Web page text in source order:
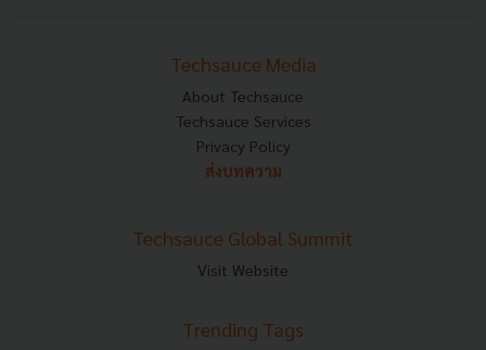
Techsauce Media
About Techsauce
Techsauce Services
Privacy Policy
ส่งบทความ
Techsauce Global Summit
Visit Website
Trending Tags